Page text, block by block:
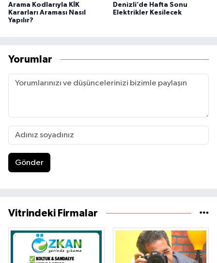
Arama Kodlarıyla KİK
Kararları Araması Nasıl
Yapılır?
Denizli’de Hafta Sonu
Elektrikler Kesilecek
Yorumlar
Gönder
Vitrindeki Firmalar